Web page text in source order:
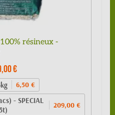
résineux -
€
6,50 €
- SPECIAL
209,00 €